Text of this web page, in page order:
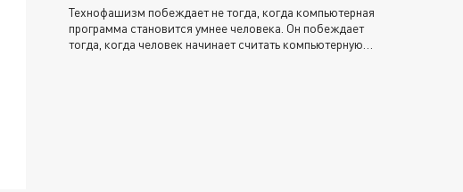
Технофашизм побеждает не тогда, когда компьютерная
программа становится умнее человека. Он побеждает
тогда, когда человек начинает считать компьютерную